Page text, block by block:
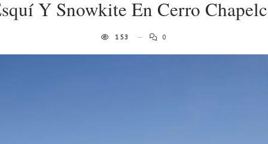
Y Snowkite En Cerro
153 0